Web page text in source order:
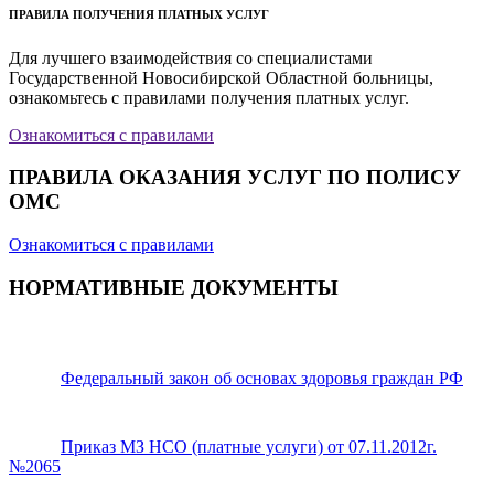
ПРАВИЛА ПОЛУЧЕНИЯ ПЛАТНЫХ УСЛУГ
Для лучшего взаимодействия со специалистами
Государственной Новосибирской Областной больницы,
ознакомьтесь с правилами получения платных услуг.
Ознакомиться с правилами
ПРАВИЛА ОКАЗАНИЯ УСЛУГ ПО ПОЛИСУ
ОМС
Ознакомиться с правилами
НОРМАТИВНЫЕ ДОКУМЕНТЫ
Федеральный закон об основах здоровья граждан РФ
Приказ МЗ НСО (платные услуги) от 07.11.2012г.
№2065